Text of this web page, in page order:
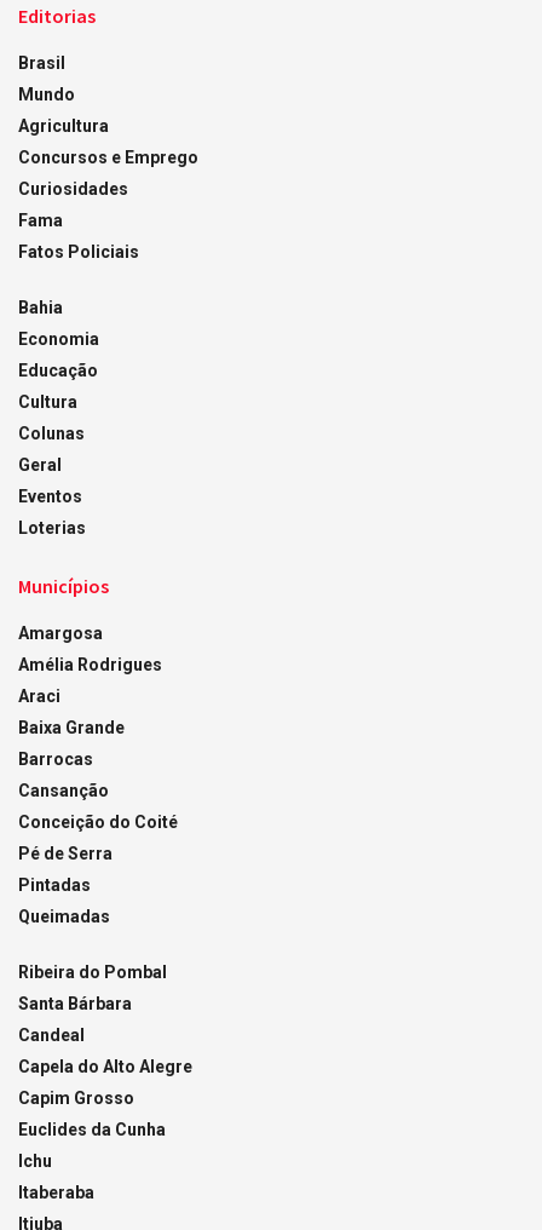
Editorias
Brasil
Mundo
Agricultura
Concursos e Emprego
Curiosidades
Fama
Fatos Policiais
Bahia
Economia
Educação
Cultura
Colunas
Geral
Eventos
Loterias
Municípios
Amargosa
Amélia Rodrigues
Araci
Baixa Grande
Barrocas
Cansanção
Conceição do Coité
Pé de Serra
Pintadas
Queimadas
Ribeira do Pombal
Santa Bárbara
Candeal
Capela do Alto Alegre
Capim Grosso
Euclides da Cunha
Ichu
Itaberaba
Itiuba